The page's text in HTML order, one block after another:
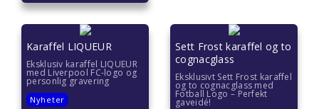
Karaffel LIQUEUR
Eksklusiv karaffel LIQUEUR
med Liverpool FC-logo og
personlig gravering
Nyheter
Sett Frost karaffel og to
cognacglass
Eksklusivt Sett Frost karaffel
og to cognacglass med
Fotball Logo – Perfekt
gaveidé!